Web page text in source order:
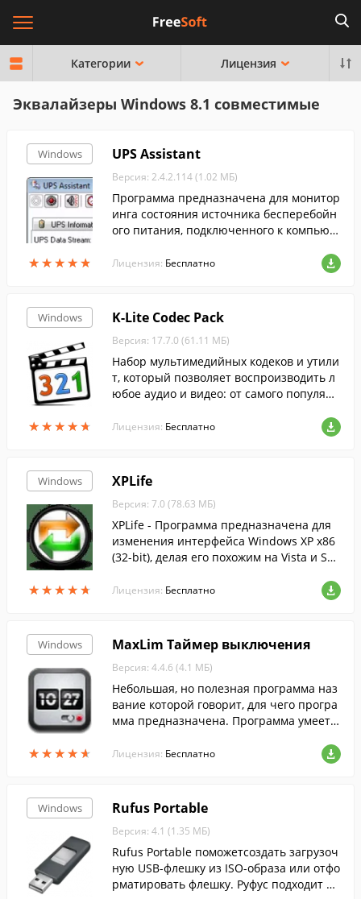
Категории Лицензия
Эквалайзеры Windows 8.1 совместимые
Windows
★★★★★
★★★★★
UPS Assistant
Версия: 2.4.2.114 (1.02 МБ)
Программа предназначена для монитор
инга состояния источника бесперебойн
ого питания, подключенного к компьют
ивающего протокол Megatec.
Лицензия: Бесплатно
Windows
★★★★★
★★★★★
K-Lite Codec Pack
Версия: 17.7.0 (61.11 МБ)
Набор мультимедийных кодеков и утили
т, который позволяет воспроизводить л
юбое аудио и видео: от самого популярн
Лицензия: Бесплатно
Windows
★★★★★
★★★★★
XPLife
Версия: 7.0 (78.63 МБ)
XPLife - Программа предназначена для
изменения интерфейса Windows XP x86
(32-bit), делая его похожим на Vista и Sev
Лицензия: Бесплатно
Windows
★★★★★
★★★★★
MaxLim Таймер выключения
Версия: 4.4.6 (4.1 МБ)
Небольшая, но полезная программа наз
вание которой говорит, для чего програ
мма предназначена. Программа умеет в
ждущий режим компьютер и другие дей
Лицензия: Бесплатно
Windows Rufus Portable
Версия: 4.1 (1.35 МБ)
Rufus Portable поможетсоздать загрузоч
ную USB-флешку из ISO-образа или отфо
рматировать флешку. Руфус подходит дл